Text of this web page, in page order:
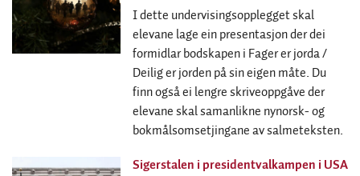
I dette undervisingsopplegget skal
elevane lage ein presentasjon der dei
formidlar bodskapen i Fager er jorda /
Deilig er jorden på sin eigen måte. Du
finn også ei lengre skriveoppgåve der
elevane skal samanlikne nynorsk- og
bokmålsomsetjingane av salmeteksten.
Sigerstalen i presidentvalkampen i USA